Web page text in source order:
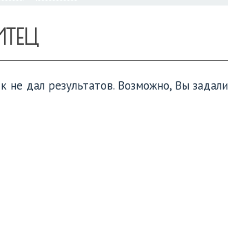
не дал результатов. Возможно, Вы